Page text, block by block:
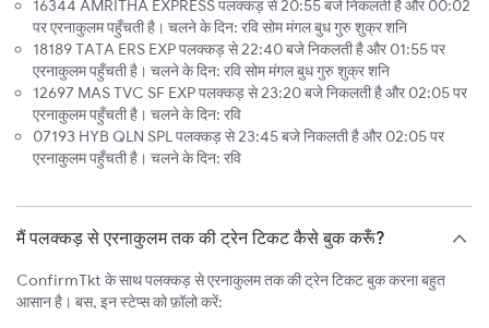
16344 AMRITHA EXPRESS पलक्कड़ से 20:55 बजे निकलती है और 00:02
पर एरनाकुलम पहुँचती है। चलने के दिन: रवि सोम मंगल बुध गुरु शुक्र शनि
18189 TATA ERS EXP पलक्कड़ से 22:40 बजे निकलती है और 01:55 पर
एरनाकुलम पहुँचती है। चलने के दिन: रवि सोम मंगल बुध गुरु शुक्र शनि
12697 MAS TVC SF EXP पलक्कड़ से 23:20 बजे निकलती है और 02:05 पर
एरनाकुलम पहुँचती है। चलने के दिन: रवि
07193 HYB QLN SPL पलक्कड़ से 23:45 बजे निकलती है और 02:05 पर
एरनाकुलम पहुँचती है। चलने के दिन: रवि
मैं पलक्कड़ से एरनाकुलम तक की ट्रेन टिकट कैसे बुक करूँ?
ConfirmTkt के साथ पलक्कड़ से एरनाकुलम तक की ट्रेन टिकट बुक करना बहुत
आसान है। बस, इन स्टेप्स को फ़ॉलो करें: